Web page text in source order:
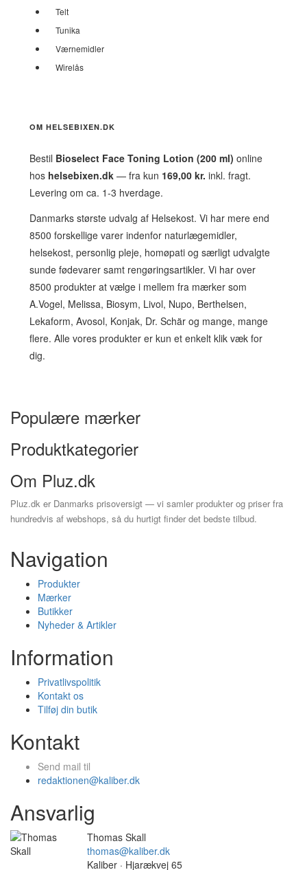
Telt
Tunika
Værnemidler
Wirelås
OM HELSEBIXEN.DK
Bestil Bioselect Face Toning Lotion (200 ml) online
hos helsebixen.dk — fra kun 169,00 kr. inkl. fragt.
Levering om ca. 1-3 hverdage.
Danmarks største udvalg af Helsekost. Vi har mere end
8500 forskellige varer indenfor naturlægemidler,
helsekost, personlig pleje, homøpati og særligt udvalgte
sunde fødevarer samt rengøringsartikler. Vi har over
8500 produkter at vælge i mellem fra mærker som
A.Vogel, Melissa, Biosym, Livol, Nupo, Berthelsen,
Lekaform, Avosol, Konjak, Dr. Schär og mange, mange
flere. Alle vores produkter er kun et enkelt klik væk for
dig.
Populære mærker
Produktkategorier
Om Pluz.dk
Pluz.dk er Danmarks prisoversigt — vi samler produkter og priser fra
hundredvis af webshops, så du hurtigt finder det bedste tilbud.
Navigation
Produkter
Mærker
Butikker
Nyheder & Artikler
Information
Privatlivspolitik
Kontakt os
Tilføj din butik
Kontakt
Send mail til
redaktionen@kaliber.dk
Ansvarlig
Thomas Skall
thomas@kaliber.dk
Kaliber · Hjarækvej 65